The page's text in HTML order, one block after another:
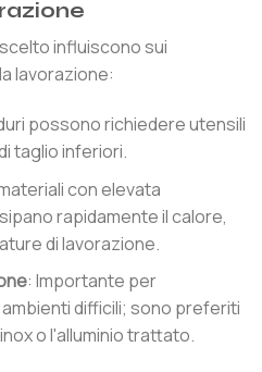
influiscono sui
lavorazione:
possono richiedere utensili
taglio inferiori.
con elevata
rapidamente il calore,
di lavorazione.
: Importante per
difficili; sono preferiti
o l'alluminio trattato.